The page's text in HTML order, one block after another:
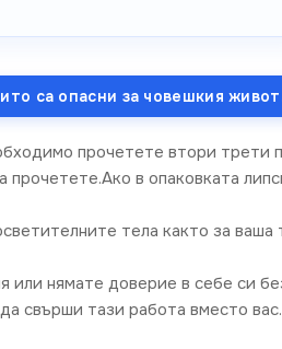
са опасни за човешкия
прочетете втори трети
в опаковката
тела както за ваша
или нямате доверие в себе си
свърши тази работа вместо вас.